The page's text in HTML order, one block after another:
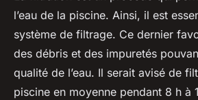
l’eau de la piscine. Ainsi, il est
système de filtrage. Ce dernier
des débris et des impuretés
qualité de l’eau. Il serait avisé de
piscine en moyenne pendant 8 h à